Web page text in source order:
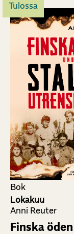
Tulossa
Bok
Lokakuu
Anni Reuter
Finska